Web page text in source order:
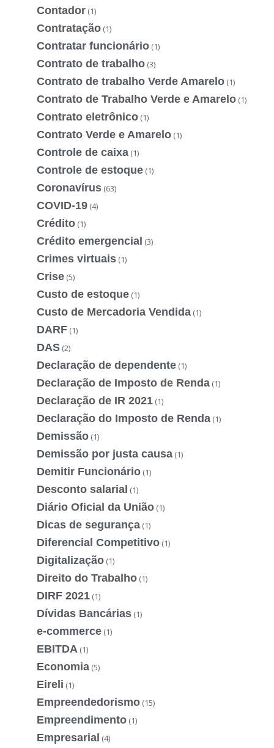
Contador (1)
Contratação (1)
Contratar funcionário (1)
Contrato de trabalho (3)
Contrato de trabalho Verde Amarelo (1)
Contrato de Trabalho Verde e Amarelo (1)
Contrato eletrônico (1)
Contrato Verde e Amarelo (1)
Controle de caixa (1)
Controle de estoque (1)
Coronavírus (63)
COVID-19 (4)
Crédito (1)
Crédito emergencial (3)
Crimes virtuais (1)
Crise (5)
Custo de estoque (1)
Custo de Mercadoria Vendida (1)
DARF (1)
DAS (2)
Declaração de dependente (1)
Declaração de Imposto de Renda (1)
Declaração de IR 2021 (1)
Declaração do Imposto de Renda (1)
Demissão (1)
Demissão por justa causa (1)
Demitir Funcionário (1)
Desconto salarial (1)
Diário Oficial da União (1)
Dicas de segurança (1)
Diferencial Competitivo (1)
Digitalização (1)
Direito do Trabalho (1)
DIRF 2021 (1)
Dívidas Bancárias (1)
e-commerce (1)
EBITDA (1)
Economia (5)
Eireli (1)
Empreendedorismo (15)
Empreendimento (1)
Empresarial (4)